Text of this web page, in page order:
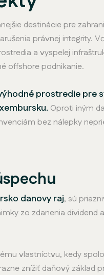
destinácie pre
právnej integrity.
a vyspelej
offshore podnikanie.
prostredie pre
Oproti iným
bez nálepky
danovy raj, sú
zo zdanenia dividend
vlastníctvu, kedy
znížiť daňový základ